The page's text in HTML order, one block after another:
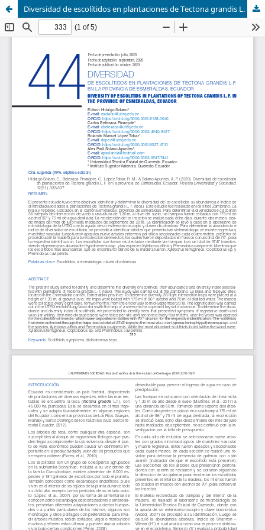
Diversidad de escolítidos en plantaciones de Tectona grandis L. F. en la provincia de Esmeraldas, Ecuador